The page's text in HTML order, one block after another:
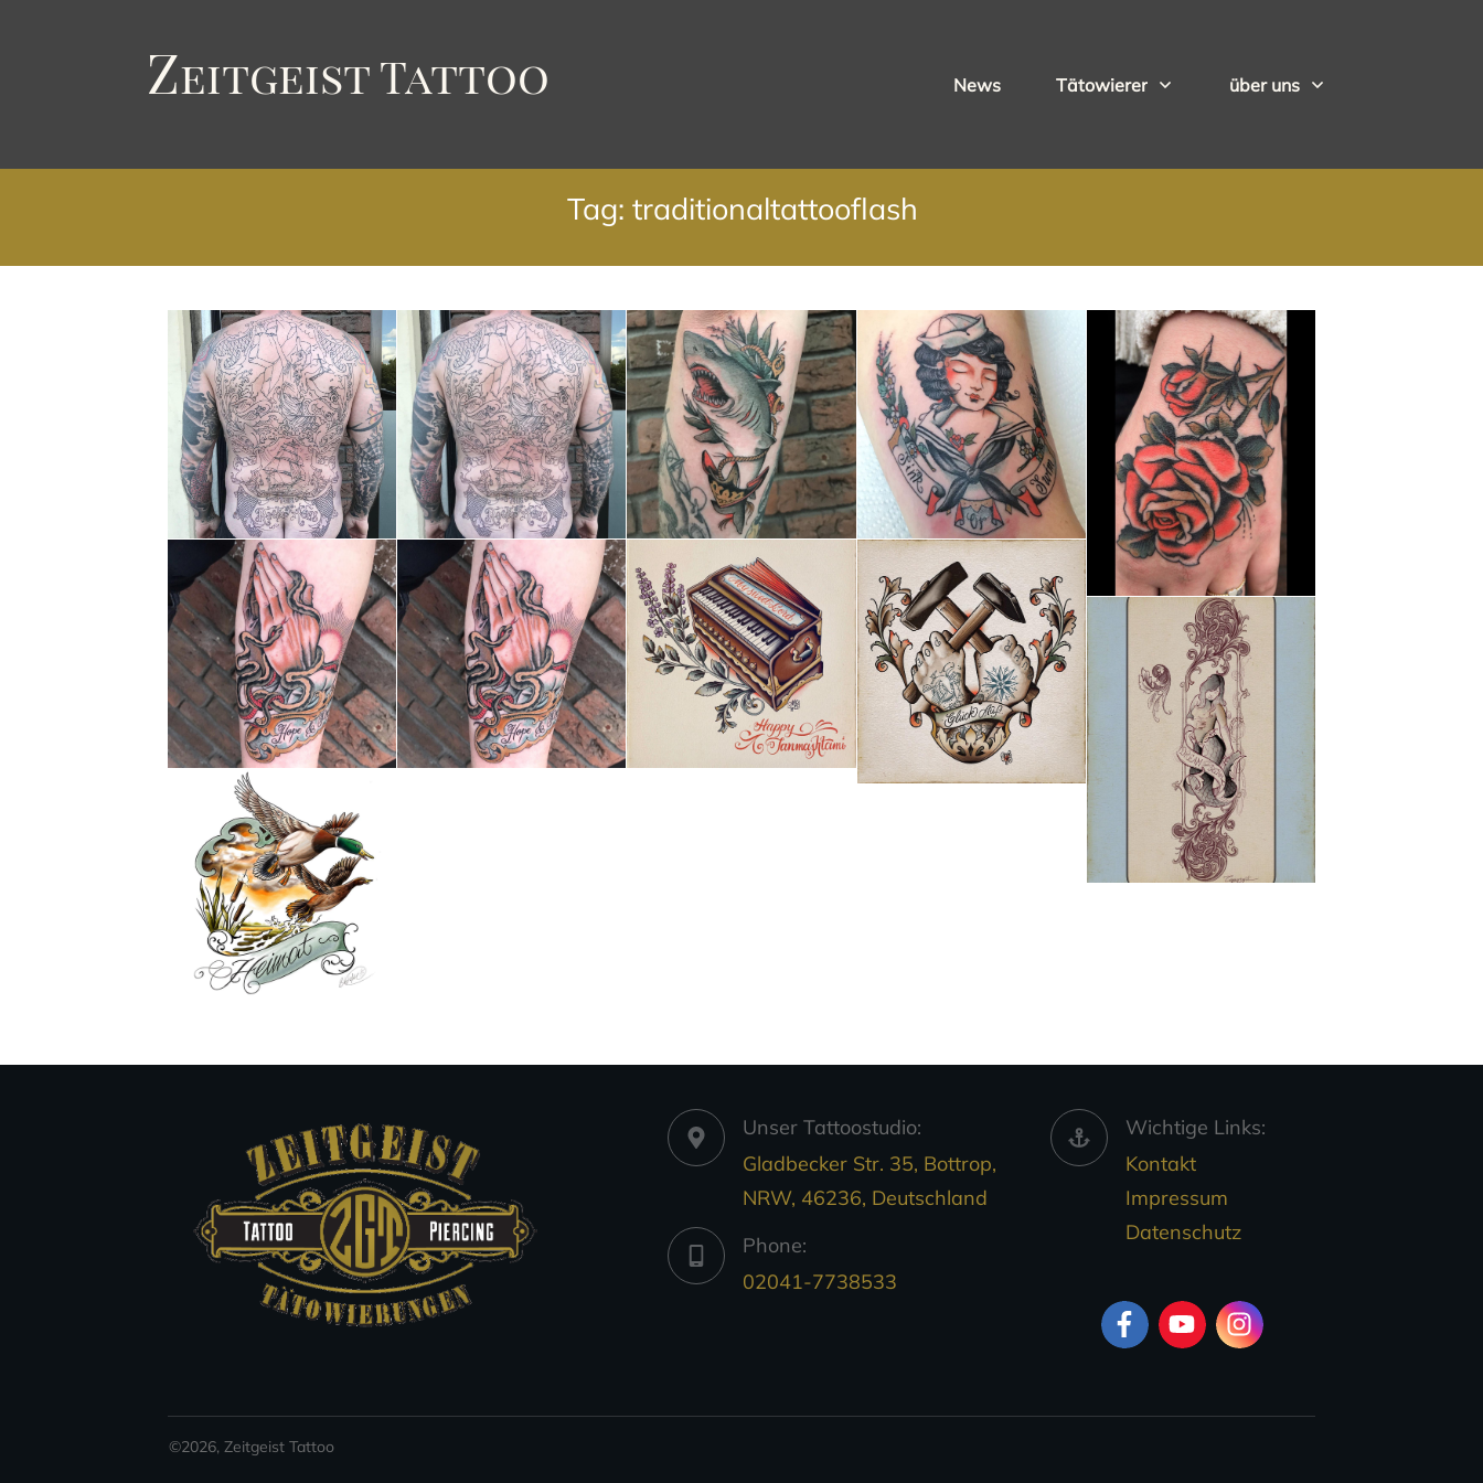
ZeitgeistTattoo News Tätowierer über uns
Tag: traditionaltattooflash
Unser Tattoostudio:
Gladbecker Str. 35, Bottrop,
NRW, 46236, Deutschland
Phone:
02041-7738533
Wichtige Links:
Kontakt
Impressum
Datenschutz
©2026, Zeitgeist Tattoo